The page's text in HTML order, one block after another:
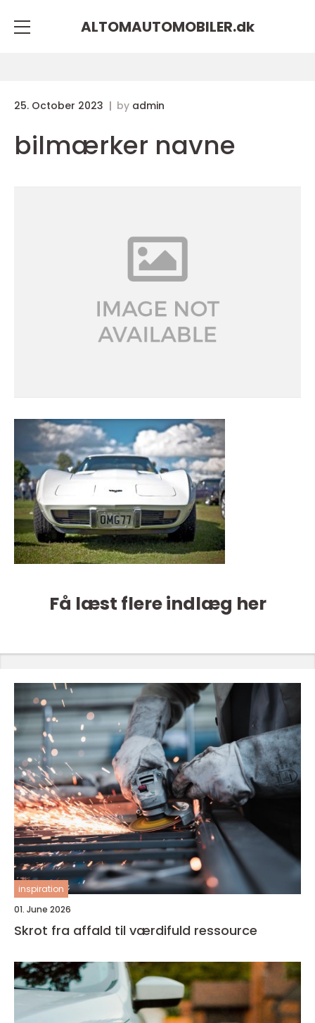
ALTOMAUTOMOBILER.dk
25. October 2023 by admin
bilmærker navne
Få læst flere indlæg her
inspiration
01. June 2026
Skrot fra affald til værdifuld ressource